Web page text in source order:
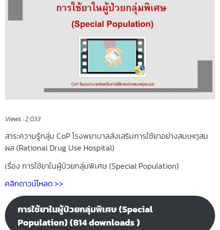
Views :2,033
สาระความรู้กลุ่ม CoP โรงพยาบาลส่งเสริมการใช้ยาอย่างสมเหตุสม
ผล (Rational Drug Use Hospital)
เรื่อง การใช้ยาในผู้ป่วยกลุ่มพิเศษ (Special Population)
คลิกดาวน์โหลด >>
การใช้ยาในผู้ป่วยกลุ่มพิเศษ (Special
Population) (814 downloads )